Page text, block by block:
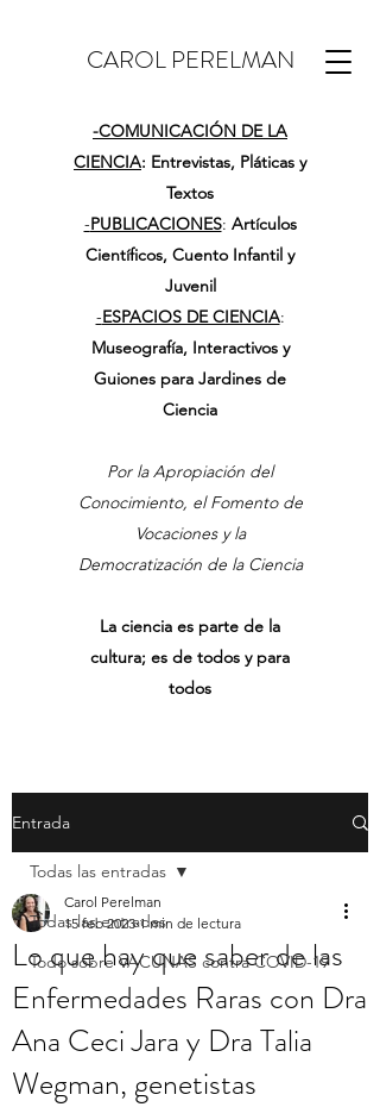
CAROL PERELMAN
-COMUNICACIÓN DE LA
CIENCIA: Entrevistas, Pláticas y
Textos
-PUBLICACIONES: Artículos
Científicos, Cuento Infantil y
Juvenil
-ESPACIOS DE CIENCIA:
Museografía, Interactivos y
Guiones para Jardines de
Ciencia
Por la Apropiación del
Conocimiento, el Fomento de
Vocaciones y la
Democratización de la Ciencia
La ciencia es parte de la
cultura; es de todos y para
todos
Entrada
Todas las entradas
Todo sobre VACUNAS contra COVID-19
Todas las entradas
Lo que hay que saber de las
Enfermedades Raras con Dra
Ana Ceci Jara y Dra Talia
Wegman, genetistas
Carol Perelman
15 feb 2023 1 min de lectura